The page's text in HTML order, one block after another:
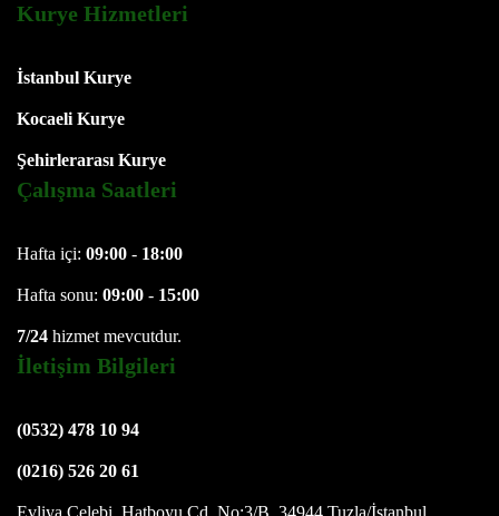
Kurye Hizmetleri
İstanbul Kurye
Kocaeli Kurye
Şehirlerarası Kurye
Çalışma Saatleri
Hafta içi: 09:00 - 18:00
Hafta sonu: 09:00 - 15:00
7/24 hizmet mevcutdur.
İletişim Bilgileri
(0532) 478 10 94
(0216) 526 20 61
Evliya Çelebi, Hatboyu Cd. No:3/B, 34944 Tuzla/İstanbul